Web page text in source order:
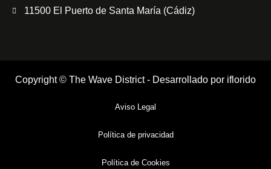
11500 El Puerto de Santa María (Cádiz)
Copyright © The Wave District - Desarrollado por iflorido
Aviso Legal
Política de privacidad
Política de Cookies